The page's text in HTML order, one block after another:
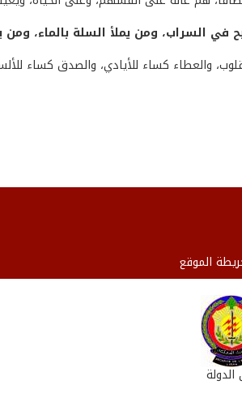
السراب، ومن يملأ السلة بالماء، ومن
والعطاء كساء للأيادي، والصدق كساء
الموقع